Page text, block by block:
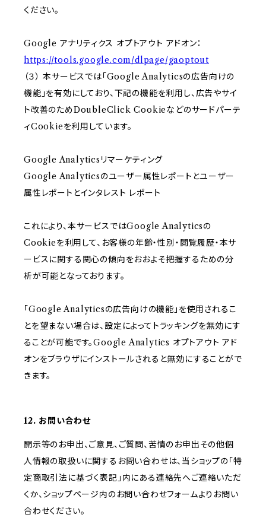
ください。
Google アナリティクス オプトアウト アドオン：
https://tools.google.com/dlpage/gaoptout
（３） 本サービスでは「Google Analyticsの広告向けの
機能」を有効にしており、下記の機能を利用し、広告やサイ
ト改善のためDoubleClick Cookieなどのサードパーテ
ィCookieを利用しています。
Google Analyticsリマーケティング
Google Analyticsのユーザー属性レポートとユーザー
属性レポートとインタレスト レポート
これにより、本サービスではGoogle Analyticsの
Cookieを利用して、お客様の年齢・性別・閲覧履歴・本サ
ービスに関する関心の傾向をおおよそ把握するための分
析が可能となっております。
「Google Analyticsの広告向けの機能」を使用されるこ
とを望まない場合は、設定によってトラッキングを無効にす
ることが可能です。Google Analytics オプトアウト アド
オンをブラウザにインストールされると無効にすることがで
きます。
12. お問い合わせ
開示等のお申出、ご意見、ご質問、苦情のお申出その他個
人情報の取扱いに関するお問い合わせは、当ショップの「特
定商取引法に基づく表記」内にある連絡先へご連絡いただ
くか、ショップページ内のお問い合わせフォームよりお問い
合わせください。